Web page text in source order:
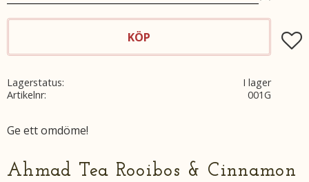
KÖP
Lagerstatus
I lager
Artikelnr
001G
Ge ett omdöme!
Ahmad Tea Rooibos & Cinnamon